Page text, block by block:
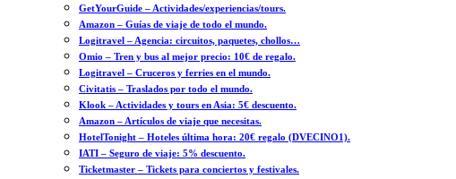
GetYourGuide – Actividades/experiencias/tours.
Amazon – Guías de viaje de todo el mundo.
Logitravel – Agencia: circuitos, paquetes, chollos…
Omio – Tren y bus al mejor precio: 10€ de regalo.
Logitravel – Cruceros y ferries en el mundo.
Civitatis – Traslados por todo el mundo.
Klook – Actividades y tours en Asia: 5€ descuento.
Amazon – Artículos de viaje que necesitas.
HotelTonight – Hoteles última hora: 20€ regalo (DVECINO1).
IATI – Seguro de viaje: 5% descuento.
Ticketmaster – Tickets para conciertos y festivales.